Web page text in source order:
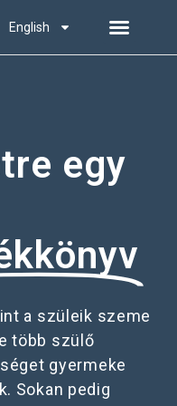
English
egy
a szüleik szeme
több szülő
gyermeke
Sokan pedig